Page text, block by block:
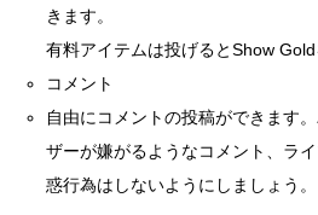
きます。
有料アイテムは投げるとShow Gold
コメント
自由にコメントの投稿ができます
ザーが嫌がるようなコメント、ラ
惑行為はしないようにしましょう。